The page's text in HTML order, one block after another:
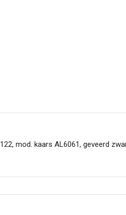
mod. kaars AL6061, geveerd